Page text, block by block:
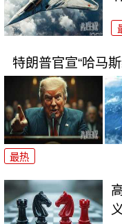
特朗普官宣“哈马
最热